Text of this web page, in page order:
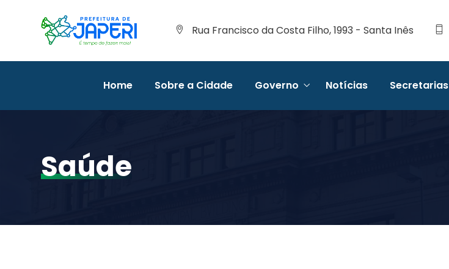
Rua Francisco da Costa Filho, 1993 - Santa Inês
Home Sobre a Cidade Governo Notícias Secretarias
Saúde